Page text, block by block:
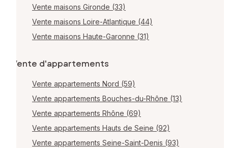
Vente maisons Gironde (33)
Vente maisons Loire-Atlantique (44)
Vente maisons Haute-Garonne (31)
Vente d'appartements
Vente appartements Nord (59)
Vente appartements Bouches-du-Rhône (13)
Vente appartements Rhône (69)
Vente appartements Hauts de Seine (92)
Vente appartements Seine-Saint-Denis (93)